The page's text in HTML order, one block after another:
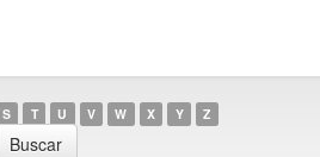
S T U V W X Y Z